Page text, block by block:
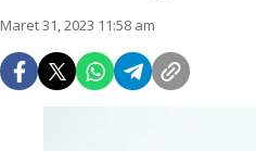
Maret 31, 2023 11:58 am